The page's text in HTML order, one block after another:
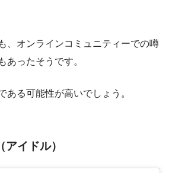
、オンラインコミュニティーでの噂
あったそうです。
ある可能性が高いでしょう。
イドル）